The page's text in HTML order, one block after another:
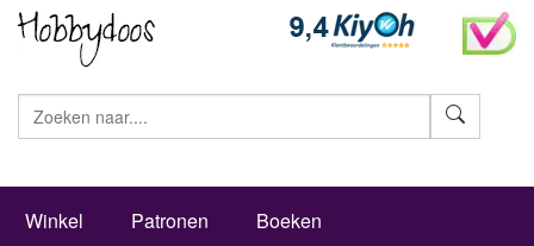
Winkel Patronen Boeken